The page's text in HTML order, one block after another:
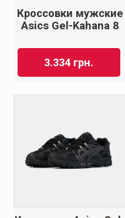
Кроссовки мужские
Asics Gel-Kahana 8
3.334 грн.